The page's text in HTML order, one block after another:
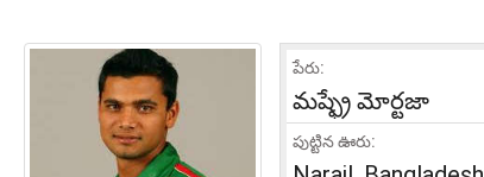
పేరు:
మష్ఫ్రే మోర్టజా
పుట్టిన ఊరు: